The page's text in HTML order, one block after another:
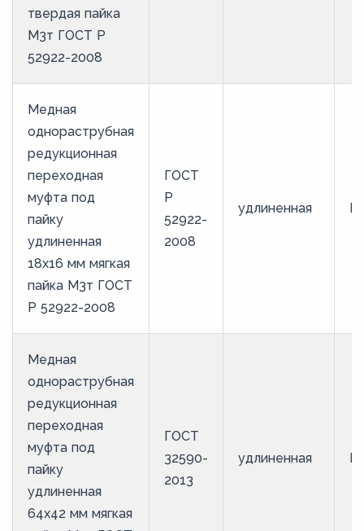
твердая пайка
М3т ГОСТ Р
52922-2008
Медная
однораструбная
редукционная
переходная
муфта под
пайку
удлиненная
18х16 мм мягкая
пайка М3т ГОСТ
Р 52922-2008
ГОСТ
Р
52922-
2008
удлиненная
Медная
однораструбная
редукционная
переходная
муфта под
пайку
удлиненная
64х42 мм мягкая
ГОСТ
32590-
2013
удлиненная